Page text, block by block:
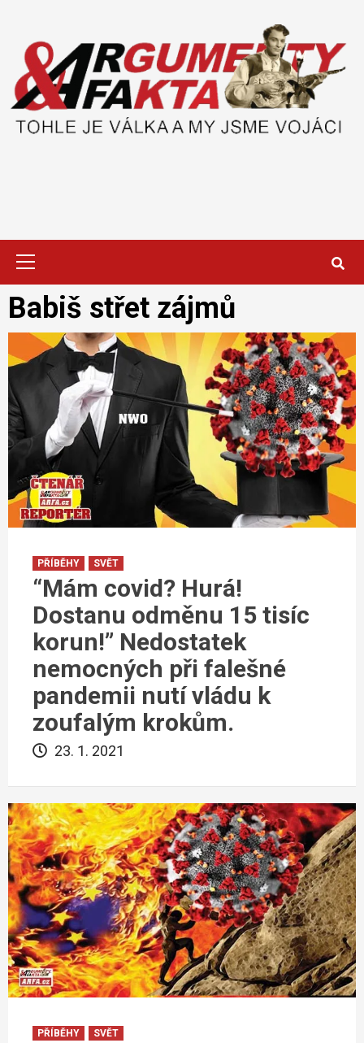
content
Primary
Babiš střet zájmů
PŘÍBĚHY SVĚT
“Mám covid? Hurá!
Dostanu odměnu 15 tisíc
korun!” Nedostatek
nemocných při falešné
pandemii nutí vládu k
zoufalým krokům.
23. 1. 2021
PŘÍBĚHY SVĚT